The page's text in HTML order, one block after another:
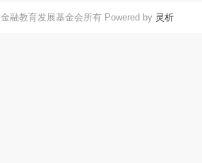
融教育发展基金会所有 Powered by 灵析